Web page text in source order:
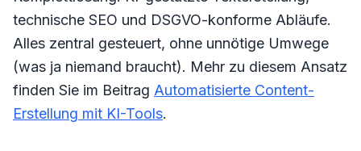
technische SEO und DSGVO-konforme Abläufe.
Alles zentral gesteuert, ohne unnötige Umwege
(was ja niemand braucht). Mehr zu diesem Ansatz
finden Sie im Beitrag Automatisierte Content-
Erstellung mit KI-Tools.